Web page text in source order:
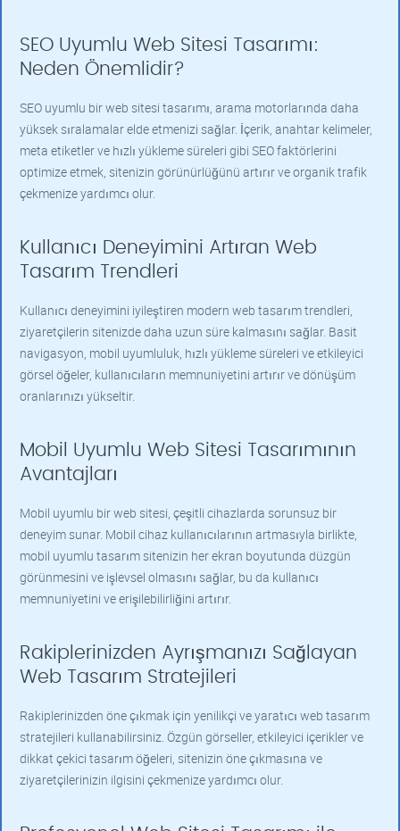
SEO Uyumlu Web Sitesi Tasarımı:
Neden Önemlidir?
SEO uyumlu bir web sitesi tasarımı, arama motorlarında daha
yüksek sıralamalar elde etmenizi sağlar. İçerik, anahtar kelimeler,
meta etiketler ve hızlı yükleme süreleri gibi SEO faktörlerini
optimize etmek, sitenizin görünürlüğünü artırır ve organik trafik
çekmenize yardımcı olur.
Kullanıcı Deneyimini Artıran Web
Tasarım Trendleri
Kullanıcı deneyimini iyileştiren modern web tasarım trendleri,
ziyaretçilerin sitenizde daha uzun süre kalmasını sağlar. Basit
navigasyon, mobil uyumluluk, hızlı yükleme süreleri ve etkileyici
görsel öğeler, kullanıcıların memnuniyetini artırır ve dönüşüm
oranlarınızı yükseltir.
Mobil Uyumlu Web Sitesi Tasarımının
Avantajları
Mobil uyumlu bir web sitesi, çeşitli cihazlarda sorunsuz bir
deneyim sunar. Mobil cihaz kullanıcılarının artmasıyla birlikte,
mobil uyumlu tasarım sitenizin her ekran boyutunda düzgün
görünmesini ve işlevsel olmasını sağlar, bu da kullanıcı
memnuniyetini ve erişilebilirliğini artırır.
Rakiplerinizden Ayrışmanızı Sağlayan
Web Tasarım Stratejileri
Rakiplerinizden öne çıkmak için yenilikçi ve yaratıcı web tasarım
stratejileri kullanabilirsiniz. Özgün görseller, etkileyici içerikler ve
dikkat çekici tasarım öğeleri, sitenizin öne çıkmasına ve
ziyaretçilerinizin ilgisini çekmenize yardımcı olur.